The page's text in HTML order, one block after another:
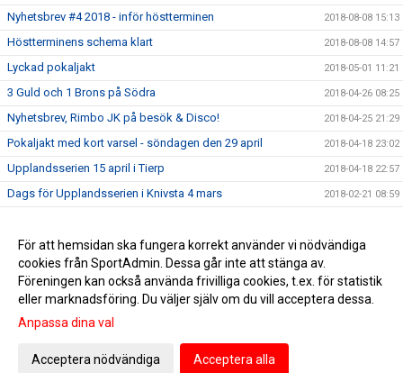
Nyhetsbrev #4 2018 - inför höstterminen 2018-08-08 15:13
Höstterminens schema klart 2018-08-08 14:57
Lyckad pokaljakt 2018-05-01 11:21
3 Guld och 1 Brons på Södra 2018-04-26 08:25
Nyhetsbrev, Rimbo JK på besök & Disco! 2018-04-25 21:29
Pokaljakt med kort varsel - söndagen den 29 april 2018-04-18 23:02
Upplandsserien 15 april i Tierp 2018-04-18 22:57
Dags för Upplandsserien i Knivsta 4 mars 2018-02-21 08:59
Nyhetsbrev #2 2018 2018-02-16 13:59
Vårens första Nyhetsbrev 2018-02-12 19:55
Gå till Webbversion
För att hemsidan ska fungera korrekt använder vi nödvändiga
cookies från SportAdmin. Dessa går inte att stänga av.
Föreningen kan också använda frivilliga cookies, t.ex. för statistik
eller marknadsföring. Du väljer själv om du vill acceptera dessa.
Anpassa dina val
Acceptera nödvändiga Acceptera alla